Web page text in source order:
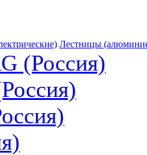
Лестницы
(Россия)